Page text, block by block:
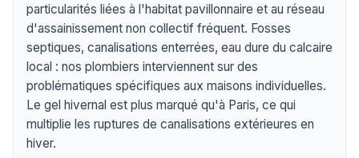
particularités liées à l'habitat pavillonnaire et au réseau
d'assainissement non collectif fréquent. Fosses
septiques, canalisations enterrées, eau dure du calcaire
local : nos plombiers interviennent sur des
problématiques spécifiques aux maisons individuelles.
Le gel hivernal est plus marqué qu'à Paris, ce qui
multiplie les ruptures de canalisations extérieures en
hiver.